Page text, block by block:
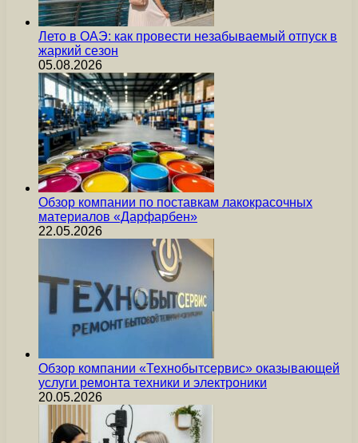
Лето в ОАЭ: как провести незабываемый отпуск в
жаркий сезон
05.08.2026
Обзор компании по поставкам лакокрасочных
материалов «Дарфарбен»
22.05.2026
Обзор компании «Технобытсервис» оказывающей
услуги ремонта техники и электроники
20.05.2026